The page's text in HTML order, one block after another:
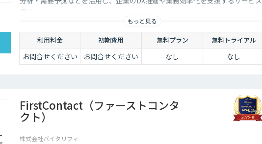
です。
もっと見る
利用料金 初期費用 無料プラン 無料トライアル
お問合せください お問合せください なし なし
FirstContact（ファーストコンタ
クト）
株式会社バイタリフィ